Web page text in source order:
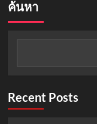
สวย
ดาว
โทน
ของ
ค้นหา
Recent Posts